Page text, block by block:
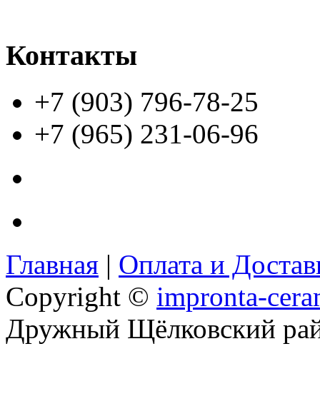
Контакты
+7 (903) 796-78-25
+7 (965) 231-06-96
Главная | Оплата и
Copyright © impronta-
Дружный Щёлковский